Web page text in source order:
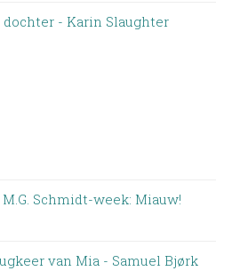
dochter - Karin Slaughter
Schmidt-week: Miauw!
van Mia - Samuel Bjørk